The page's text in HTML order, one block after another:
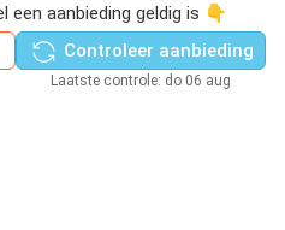
aanbieding geldig is 👇
Controleer aanbieding
Laatste controle: do 06 aug